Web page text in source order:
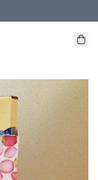
/5件8折】
】
件88折/3件85折】
/4件或以上8折】
去賬户資料填上生日日期啦 !